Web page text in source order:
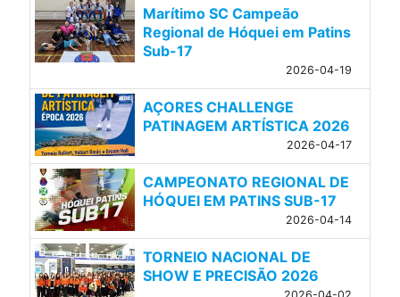
Marítimo SC Campeão
Regional de Hóquei em Patins
Sub-17
2026-04-19
AÇORES CHALLENGE
PATINAGEM ARTÍSTICA 2026
2026-04-17
CAMPEONATO REGIONAL DE
HÓQUEI EM PATINS SUB-17
2026-04-14
TORNEIO NACIONAL DE
SHOW E PRECISÃO 2026